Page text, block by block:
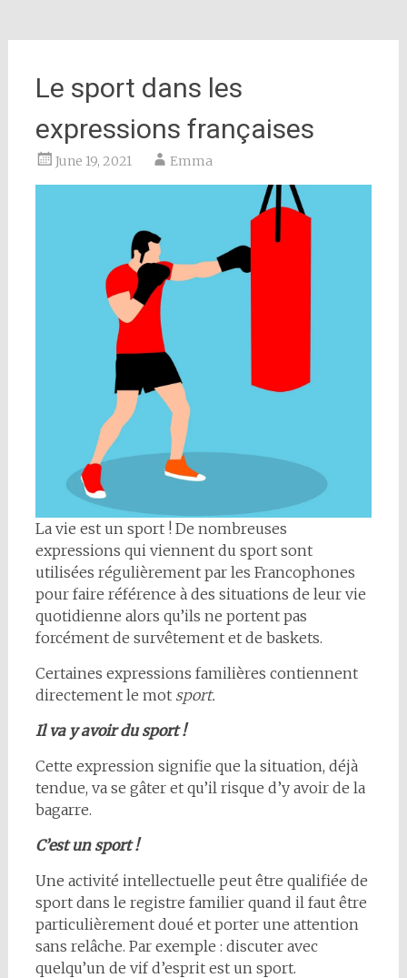
Le sport dans les
expressions françaises
June 19, 2021 Emma
La vie est un sport ! De nombreuses
expressions qui viennent du sport sont
utilisées régulièrement par les Francophones
pour faire référence à des situations de leur vie
quotidienne alors qu’ils ne portent pas
forcément de survêtement et de baskets.
Certaines expressions familières contiennent
directement le mot sport.
Il va y avoir du sport !
Cette expression signifie que la situation, déjà
tendue, va se gâter et qu’il risque d’y avoir de la
bagarre.
C’est un sport !
Une activité intellectuelle peut être qualifiée de
sport dans le registre familier quand il faut être
particulièrement doué et porter une attention
sans relâche. Par exemple : discuter avec
quelqu’un de vif d’esprit est un sport.